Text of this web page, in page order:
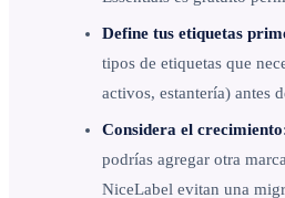
Define tus etiquetas
tipos de etiquetas que
activos, estantería) antes
Considera el
podrías agregar otra
NiceLabel evitan una